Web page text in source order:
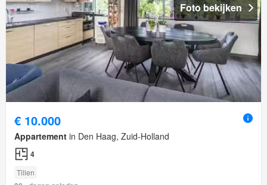
Foto bekijken
€ 10.000
Appartement in Den Haag, Zuid-Holland
4
Tillen